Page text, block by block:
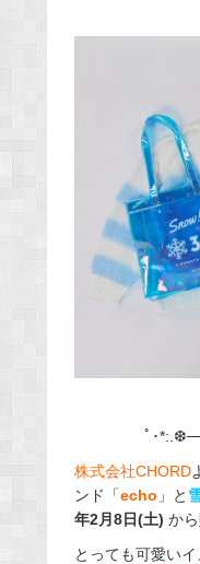
ﾟ･*:.❆
株式会社CHORD
ンド「echo 」と
年2月8日(土) か
とっても可愛い